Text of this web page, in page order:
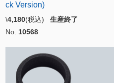
ck Version)
\4,180(税込) 生産終了
No. 10568